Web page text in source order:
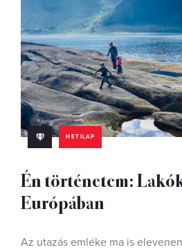
HETILAP
Én történetem:
Európában
Az utazás emléke ma is